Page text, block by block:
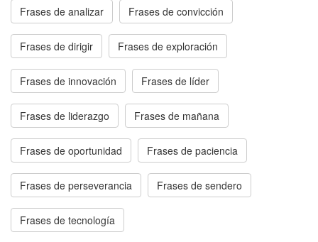
Frases de analizar Frases de convicción
Frases de dirigir Frases de exploración
Frases de innovación Frases de líder
Frases de liderazgo Frases de mañana
Frases de oportunidad Frases de paciencia
Frases de perseverancia Frases de sendero
Frases de tecnología